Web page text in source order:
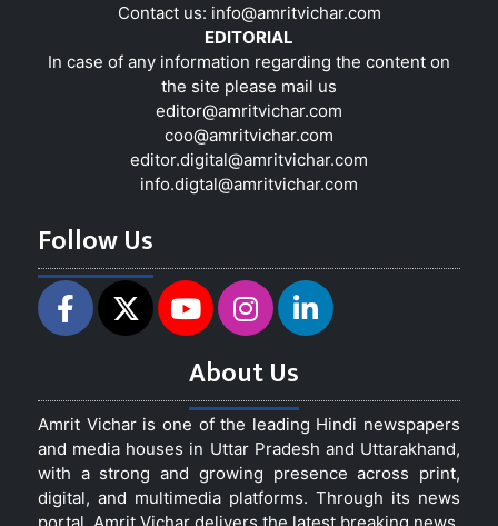
Contact us: info@amritvichar.com
EDITORIAL
In case of any information regarding the content on
the site please mail us
editor@amritvichar.com
coo@amritvichar.com
editor.digital@amritvichar.com
info.digtal@amritvichar.com
Follow Us
About Us
Amrit Vichar is one of the leading Hindi newspapers
and media houses in Uttar Pradesh and Uttarakhand,
with a strong and growing presence across print,
digital, and multimedia platforms. Through its news
portal, Amrit Vichar delivers the latest breaking news,